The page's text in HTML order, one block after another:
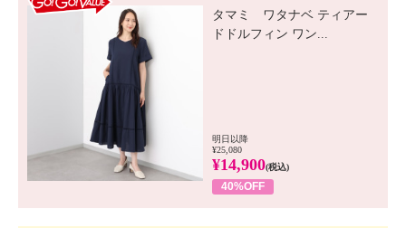
タマミ ワタナベ ティアー
ドドルフィン ワン...
明日以降
¥25,080
¥14,900(税込)
40%OFF